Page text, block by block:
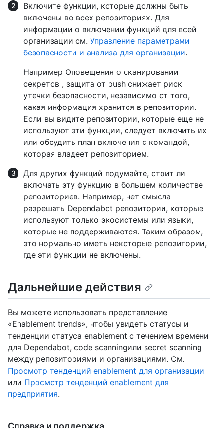
Включите функции, которые должны быть
включены во всех репозиториях. Для
информации о включении функций для всей
организации см. Управление параметрами
безопасности и анализа для организации.
Например Оповещения о сканировании
секретов , защита от push снижает риск
утечки безопасности, независимо от того,
какая информация хранится в репозитории.
Если вы видите репозитории, которые еще не
используют эти функции, следует включить их
или обсудить план включения с командой,
которая владеет репозиторием.
Для других функций подумайте, стоит ли
включать эту функцию в большем количестве
репозиториев. Например, нет смысла
разрешать Dependabot репозитории, которые
используют только экосистемы или языки,
которые не поддерживаются. Таким образом,
это нормально иметь некоторые репозитории,
где эти функции не включены.
Дальнейшие действия
Вы можете использовать представление
«Enablement trends», чтобы увидеть статусы и
тенденции статуса enablement с течением времени
для Dependabot, code scanningили secret scanning
между репозиториями и организациями. См.
Просмотр тенденций enablement для организации
или Просмотр тенденций enablement для
предприятия.
Справка и поддержка